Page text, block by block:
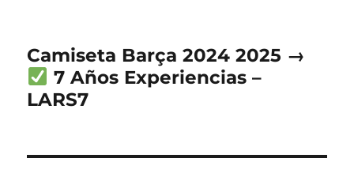
Camiseta Barça 2024 2025 →
7 Años Experiencias –
LARS7